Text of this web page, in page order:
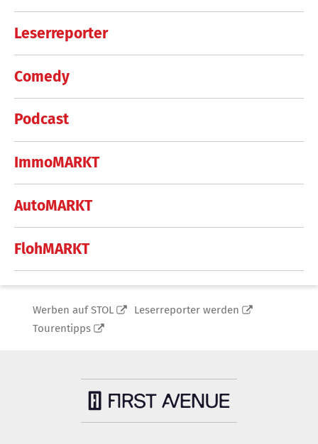
Leserreporter
Comedy
Podcast
ImmoMARKT
AutoMARKT
FlohMARKT
Werben auf STOL
Leserreporter werden
Tourentipps